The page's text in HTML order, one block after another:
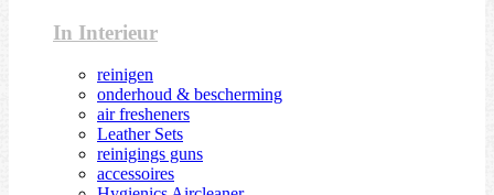
In Interieur
reinigen
onderhoud & bescherming
air fresheners
Leather Sets
reinigings guns
accessoires